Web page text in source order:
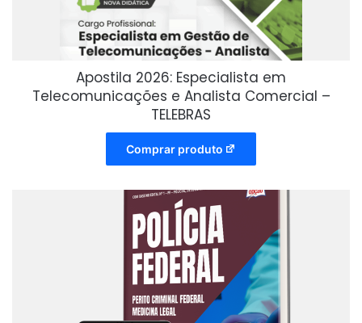
Apostila 2026: Especialista em
Telecomunicações e Analista Comercial –
TELEBRAS
Comprar produto